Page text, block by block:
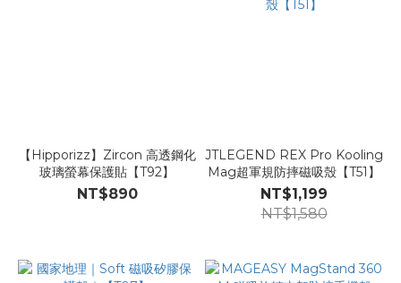
【Hipporizz】Zircon 高透鋼化
玻璃螢幕保護貼【T92】
NT$890
JTLEGEND REX Pro Kooling
Mag超軍規防摔磁吸殼【T51】
NT$1,199
NT$1,580